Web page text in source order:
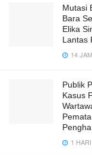
Mutasi
Bara
Elika
Lantas
14
Publik
Kasus
1